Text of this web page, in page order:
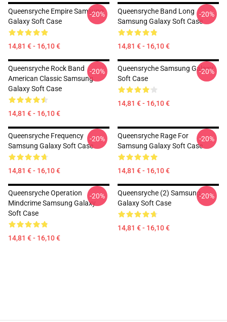
Queensryche Empire Samsung
Galaxy Soft Case
14,81 € - 16,10 €
-20%
Queensryche Band Long
Samsung Galaxy Soft Case
14,81 € - 16,10 €
-20%
Queensryche Rock Band
American Classic Samsung
Galaxy Soft Case
14,81 € - 16,10 €
-20%
Queensryche Samsung Galaxy
Soft Case
14,81 € - 16,10 €
-20%
Queensryche Frequency
Samsung Galaxy Soft Case
14,81 € - 16,10 €
-20%
Queensryche Rage For
Samsung Galaxy Soft Case
14,81 € - 16,10 €
-20%
Queensryche Operation
Mindcrime Samsung Galaxy
Soft Case
14,81 € - 16,10 €
-20%
Queensryche (2) Samsung
Galaxy Soft Case
14,81 € - 16,10 €
-20%